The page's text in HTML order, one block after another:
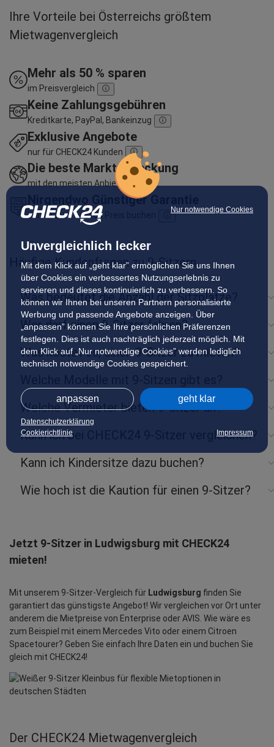
Nur notwendige Cookies
Unvergleichlich lecker
Mit dem Klick auf „geht klar” ermöglichen Sie uns Ihnen
über Cookies ein verbessertes Nutzungserlebnis zu
servieren und dieses kontinuierlich zu verbessern. So
können wir Ihnen bei unseren Partnern personalisierte
Werbung und passende Angebote anzeigen. Über
„anpassen” können Sie Ihre persönlichen Präferenzen
festlegen. Dies ist auch nachträglich jederzeit möglich. Mit
dem Klick auf „Nur notwendige Cookies” werden lediglich
technisch notwendige Cookies gespeichert.
anpassen geht klar
Datenschutzerklärung
Cookierichtlinie
Impressum
Ihre Vorteile bei Österreichs größtem
Mietwagenvergleich
Mehr als 50 % sparen
im Preisvergleich
Keine Zahlungsgebühren
Kreditkarte, PayPal, Bankeinzug
Exklusive Angebote
nur für CHECK24 Kunden
Die beste Marktabdeckung
mit den meisten Anbietern
Nirgendwo Günstiger Garantie
immer zum besten Preis buchen
Häufige Kundenfragen zu 9-Sitzern
Was bedeutet die Anzahl der Sitzplätze?
Wer darf einen 9-Sitzer fahren?
Was kostet es, einen 9-Sitzer zu mieten?
Welche Vermieter bieten 9-Sitzer an?
Kann ich bei CHECK24 9-Sitzer vergleichen?
Kann ich Kindersitze dazu buchen?
Wie hoch ist die Kaution für einen 9-Sitzer?
Jetzt 9-Sitzer in Ludwigsburg mit CHECK24
mieten!
Mit unserem 9-Sitzer-Vergleich für Ludwigsburg finden Sie
garantiert das günstigste Angebot! Wir vergleichen vor Ort unter
anderem die Mietpreise von Enterprise oder AVIS. Wie wäre es
zum Beispiel mit einem Mercedes Vito oder einem Citroen
Spacetourer? Geben Sie einfach Ihre Daten ein und buchen Sie
gleich mit CHECK24!
Der CHECK24 Mietwagenvergleich